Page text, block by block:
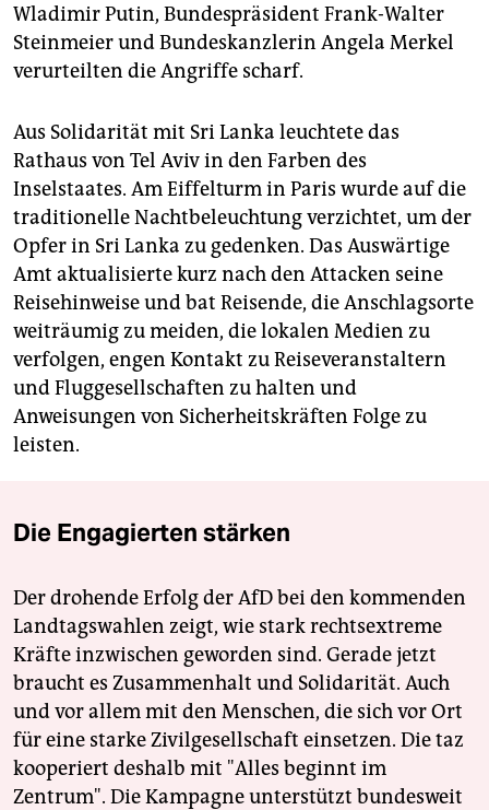
Wladimir Putin, Bundespräsident Frank-Walter
Steinmeier und Bundeskanzlerin Angela Merkel
verurteilten die Angriffe scharf.
Aus Solidarität mit Sri Lanka leuchtete das
Rathaus von Tel Aviv in den Farben des
Inselstaates. Am Eiffelturm in Paris wurde auf die
traditionelle Nachtbeleuchtung verzichtet, um der
Opfer in Sri Lanka zu gedenken. Das Auswärtige
Amt aktualisierte kurz nach den Attacken seine
Reisehinweise und bat Reisende, die Anschlagsorte
weiträumig zu meiden, die lokalen Medien zu
verfolgen, engen Kontakt zu Reiseveranstaltern
und Fluggesellschaften zu halten und
Anweisungen von Sicherheitskräften Folge zu
leisten.
Die Engagierten stärken
Der drohende Erfolg der AfD bei den kommenden
Landtagswahlen zeigt, wie stark rechtsextreme
Kräfte inzwischen geworden sind. Gerade jetzt
braucht es Zusammenhalt und Solidarität. Auch
und vor allem mit den Menschen, die sich vor Ort
für eine starke Zivilgesellschaft einsetzen. Die taz
kooperiert deshalb mit "Alles beginnt im
Zentrum". Die Kampagne unterstützt bundesweit